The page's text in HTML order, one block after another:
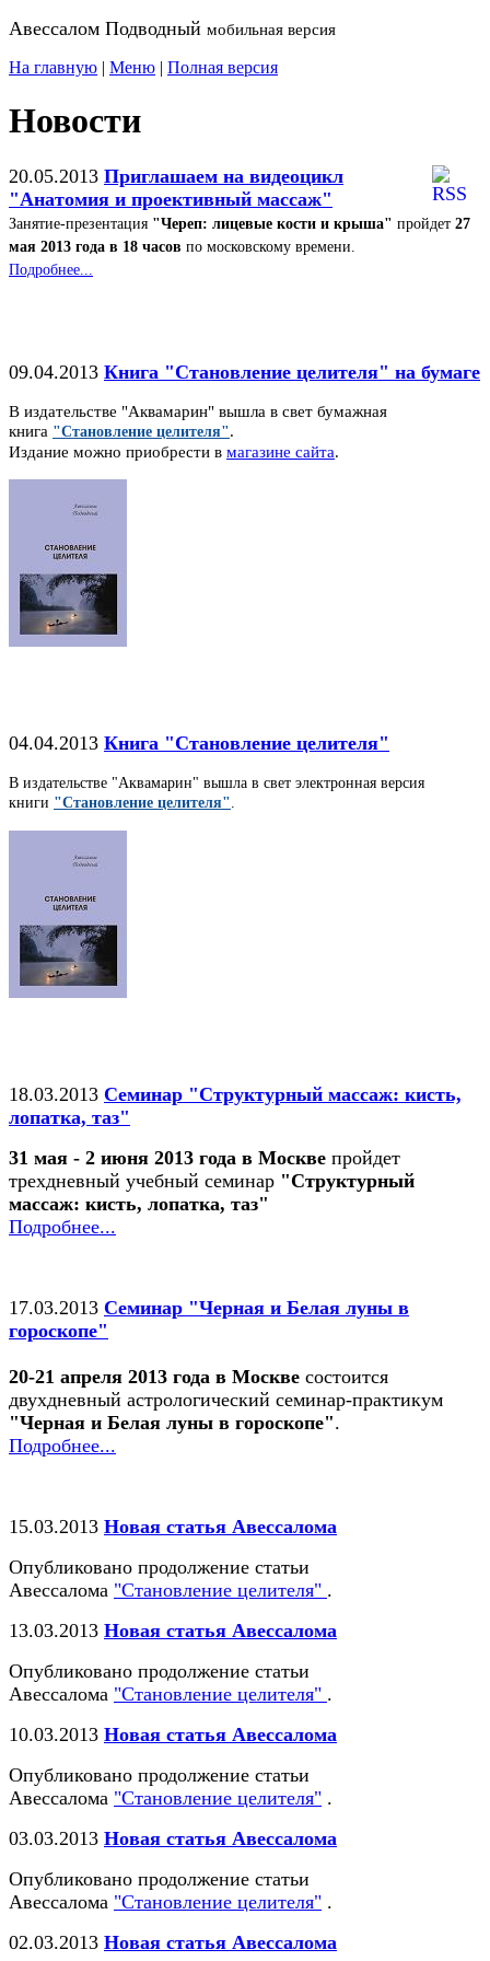
Авессалом Подводный мобильная версия
На главную | Меню | Полная версия
Новости
20.05.2013 Приглашаем на видеоцикл
"Анатомия и проективный массаж"
Занятие-презентация "Череп: лицевые кости и крыша" пройдет 27
мая 2013 года в 18 часов по московскому времени.
Подробнее...
09.04.2013 Книга "Становление целителя" на бумаге
В издательстве "Аквамарин" вышла в свет бумажная
книга "Становление целителя".
Издание можно приобрести в магазине сайта.
04.04.2013 Книга "Становление целителя"
В издательстве "Аквамарин" вышла в свет электронная версия
книги "Становление целителя"
18.03.2013 Семинар "Структурный массаж: кисть,
лопатка, таз"
31 мая - 2 июня 2013 года в Москве пройдет
трехдневный учебный семинар "Структурный
массаж: кисть, лопатка, таз"
Подробнее...
17.03.2013 Семинар "Черная и Белая луны в
гороскопе"
20-21 апреля 2013 года в Москве состоится
двухдневный астрологический семинар-практикум
"Черная и Белая луны в гороскопе".
Подробнее...
15.03.2013 Новая статья Авессалома
Опубликовано продолжение статьи
Авессалома "Становление целителя" .
13.03.2013 Новая статья Авессалома
Опубликовано продолжение статьи
Авессалома "Становление целителя" .
10.03.2013 Новая статья Авессалома
Опубликовано продолжение статьи
Авессалома "Становление целителя" .
03.03.2013 Новая статья Авессалома
Опубликовано продолжение статьи
Авессалома "Становление целителя" .
02.03.2013 Новая статья Авессалома